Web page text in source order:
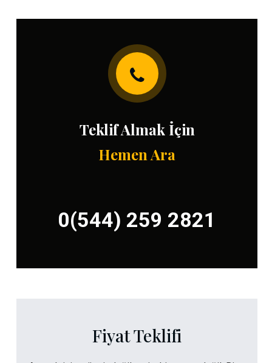
Teklif Almak İçin
Hemen Ara
0(544) 259 2821
Fiyat Teklifi